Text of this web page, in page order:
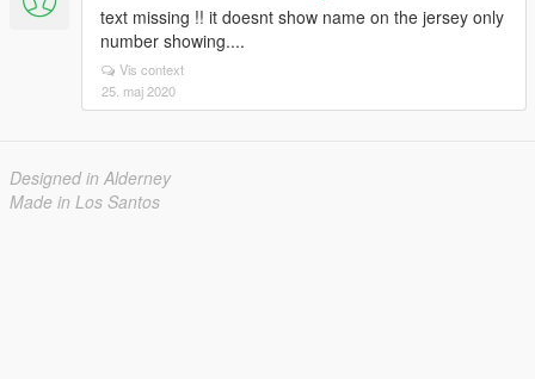
text missing !! it doesnt show name on the jersey only
number showing....
Vis context
25. maj 2020
Designed in Alderney
Made in Los Santos